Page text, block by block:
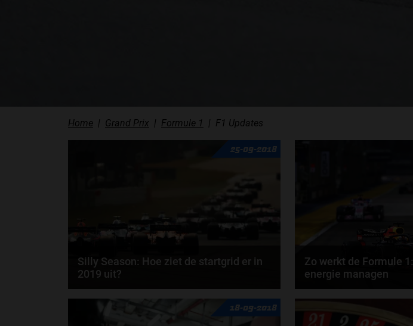
Home Grand Prix Formule 1 F1 Updates
25-09-2018
Silly Season: Hoe ziet de startgrid er in
2019 uit?
Het Silly Season draait op volle toeren sinds Daniel
Ricciardo zijn overgang van Red Bull Racing...
Zo werkt de Formule
energie managen
In het boek ‘Zo werkt de
een en ander uit over
18-09-2018